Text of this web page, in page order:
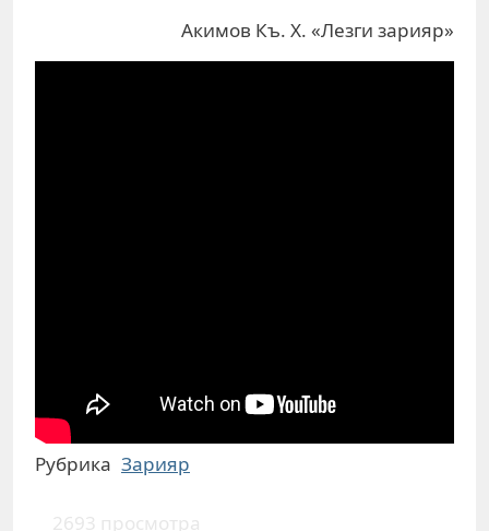
Акимов Къ. Х. «Лезги зарияр»
Рубрика Зарияр
2693 просмотра